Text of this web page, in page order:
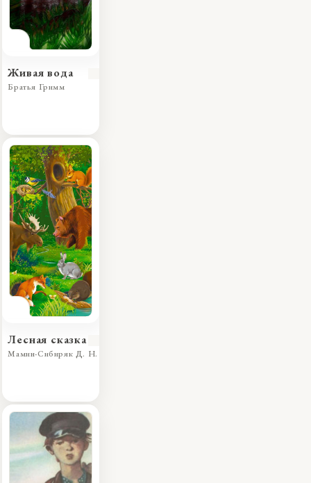
Живая вода
Братья Гримм
Лесная сказка
Мамин-Сибиряк Д. Н.